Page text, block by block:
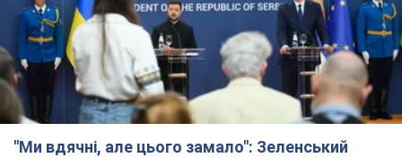
"Ми вдячні, але цього замало": Зеленський